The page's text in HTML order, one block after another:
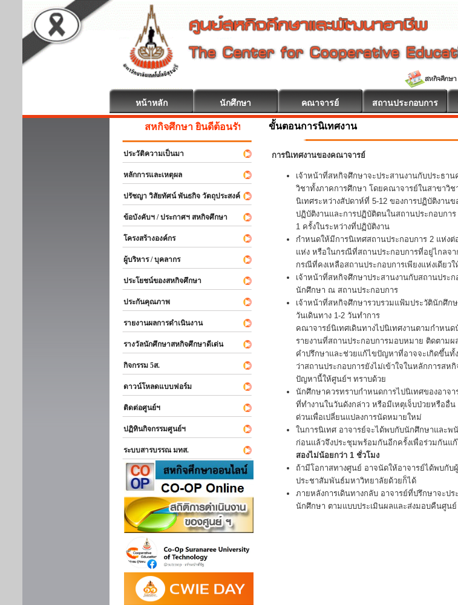
หน้าหลัก นักศึกษา คณาจารย์ สถานประกอบการ
สหกิจศึกษา ยินดีต้อนรับ
ประวัติความเป็นมา
หลักการและเหตุผล
ปรัชญา วิสัยทัศน์ พันธกิจ วัตถุประสงค์
ข้อบังคับฯ / ประกาศฯ สหกิจศึกษา
โครงสร้างองค์กร
ผู้บริหาร / บุคลากร
ประโยชน์ของสหกิจศึกษา
ประกันคุณภาพ
รายงานผลการดำเนินงาน
รางวัลนักศึกษาสหกิจศึกษาดีเด่น
กิจกรรม 5ส.
ดาวน์โหลดแบบฟอร์ม
ติดต่อศูนย์ฯ
ปฏิทินกิจกรรมศูนย์ฯ
ระบบสารบรรณ มทส.
ขั้นตอนการนิเทศงาน
การนิเทศงานของคณาจารย์
เจ้าหน้าที่สหกิจศึกษาจะประสานงานกับประธา
วิชาทั้งภาคการศึกษา โดยคณาจารย์ในสาขาวิ
นิเทศระหว่างสัปดาห์ที่ 5-12 ของการปฏิบัติงาน
ปฏิบัติงานและการปฏิบัติตนในสถานประกอบกา
1 ครั้งในระหว่างที่ปฏิบัติงาน
กำหนดให้มีการนิเทศสถานประกอบการ 2 แห่ง
แห่ง หรือในกรณีที่สถานประกอบการที่อยู่ไกลจา
กรณีที่คงเหลือสถานประกอบการเพียงแห่งเดียว
เจ้าหน้าที่สหกิจศึกษาประสานงานกับสถานประ
นักศึกษา ณ สถานประกอบการ
เจ้าหน้าที่สหกิจศึกษารวบรวมแฟ้มประวัตินักศึก
วันเดินทาง 1-2 วันทำการ
คณาจารย์นิเทศเดินทางไปนิเทศงานตามกำห
รายงานที่สถานประกอบการมอบหมาย ติดตาม
คำปรึกษาและช่วยแก้ไขปัญหาที่อาจจะเกิดขึ้น
ว่าสถานประกอบการยังไม่เข้าใจในหลักการส
ปัญหานี้ให้ศูนย์ฯ ทราบด้วย
นักศึกษาควรทราบกำหนดการไปนิเทศของอาจ
ที่ทำงานในวันดังกล่าว หรือมีเหตุเจ็บป่วยหรือ
ด่วนเพื่อเปลี่ยนแปลงการนัดหมายใหม่
ในการนิเทศ อาจารย์จะได้พบกับนักศึกษาและ
ก่อนแล้วจึงประชุมพร้อมกันอีกครั้งเพื่อร่วมกันแ
สองไม่น้อยกว่า 1 ชั่วโมง
ถ้ามีโอกาสทางศูนย์ อาจนัดให้อาจารย์ได้พบกับ
ประชาสัมพันธ์มหาวิทยาลัยด้วยก็ได้
ภายหลังการเดินทางกลับ อาจารย์ที่ปรึกษาจะป
นักศึกษา ตามแบบประเมินผลและส่งมอบคืนศูนย์